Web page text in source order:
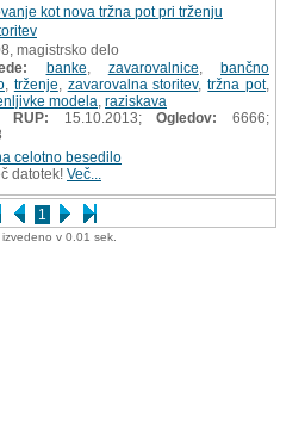
1
kot nova tržna pot pri trženju
magistrsko delo
banke zavarovalnice
bančno
trženje zavarovalna storitev,tržna pot,
modela raziskava
RUP: 15.10.2013;Ogledov:
6666;
celotno besedilo
datotek! Več...
izvedeno v 0.01 sek.